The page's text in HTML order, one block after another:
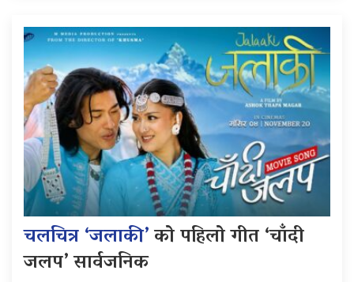
चलचित्र ‘जलाकी’को पहिलो गीत ‘चाँदी
जलप’ सार्वजनिक